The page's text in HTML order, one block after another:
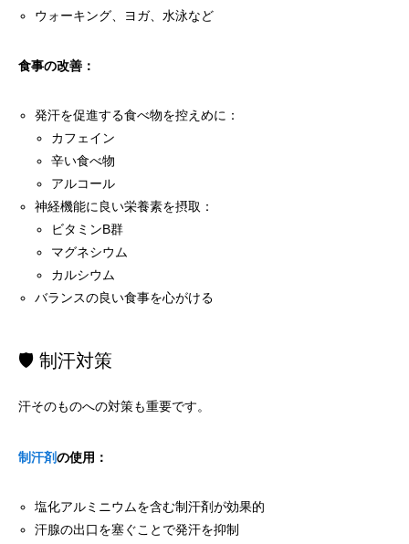
ウォーキング、ヨガ、水泳など
食事の改善：
発汗を促進する食べ物を控えめに：
カフェイン
辛い食べ物
アルコール
神経機能に良い栄養素を摂取：
ビタミンB群
マグネシウム
カルシウム
バランスの良い食事を心がける
🛡️ 制汗対策
汗そのものへの対策も重要です。
制汗剤の使用：
塩化アルミニウムを含む制汗剤が効果的
汗腺の出口を塞ぐことで発汗を抑制